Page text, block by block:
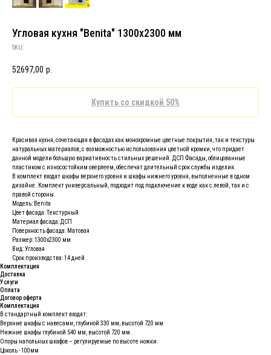
Угловая кухня "Benita" 1300х2300 мм
SKU:
52697,00 р.
Купить со скидкой 50%
Красивая кухня, сочетающая в фасадах как монохромные цветные покрытия, так и текстуры
натуральных материалов, с возможностью использования цветной кромки, что придает
данной модели большую вариативность стильных решений. ДСП Фасады, облицованные
пластиком с износостойким оверлеем, обеспечат длительный срок службы изделия.
В комплект входят шкафы верхнего уровня и шкафы нижнего уровня, выполненные в одном
дизайне. Комплект универсальный, подходит под подключение к воде как с левой, так и с
правой стороны.
Модель: Benita
Цвет фасада: Текстурный
Материал фасада: ДСП
Поверхность фасада: Матовая
Размер: 1300х2300 мм
Вид: Угловая
Срок производства: 14 дней
Комплектация
Доставка
Услуги
Оплата
Договор оферта
Комплектация
В стандартный комплект входят:
Верхние шкафы с навесами, глубиной 330 мм, высотой 720 мм
Нижние шкафы глубиной 540 мм, высотой 720 мм.
Опоры напольных шкафов – регулируемые по высоте ножки.
Цоколь - 100мм